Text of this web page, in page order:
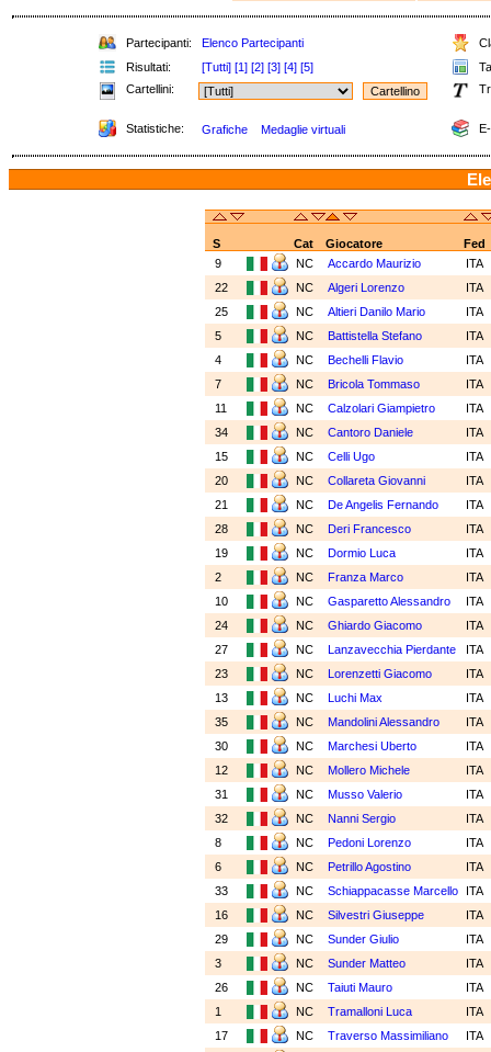
Partecipanti: Elenco Partecipanti
Risultati:
[Tutti] [1] [2] [3] [4] [5]
Cartellini:
Statistiche: Grafiche Medaglie virtuali
S Cat Giocatore
Fed
9
NC Accardo Maurizio
ITA
22
NC Algeri Lorenzo
ITA
25
NC Altieri Danilo Mario
ITA
5
NC Battistella Stefano
ITA
4
NC Bechelli Flavio
ITA
7
NC Bricola Tommaso
ITA
11
NC Calzolari Giampietro
ITA
34
NC Cantoro Daniele
ITA
15
NC Celli Ugo
ITA
20
NC Collareta Giovanni
ITA
21
NC De Angelis Fernando
ITA
28
NC Deri Francesco
ITA
19
NC Dormio Luca
ITA
2
NC Franza Marco
ITA
10
NC Gasparetto Alessandro
ITA
24
NC Ghiardo Giacomo
ITA
27
NC Lanzavecchia Pierdante
ITA
23
NC Lorenzetti Giacomo
ITA
13
NC Luchi Max
ITA
35
NC Mandolini Alessandro
ITA
30
NC Marchesi Uberto
ITA
12
NC Mollero Michele
ITA
31
NC Musso Valerio
ITA
32
NC Nanni Sergio
ITA
8
NC Pedoni Lorenzo
ITA
6
NC Petrillo Agostino
ITA
33
NC Schiappacasse Marcello
ITA
16
NC Silvestri Giuseppe
ITA
29
NC Sunder Giulio
ITA
3
NC Sunder Matteo
ITA
26
NC Taiuti Mauro
ITA
1
NC Tramalloni Luca
ITA
17
NC Traverso Massimiliano
ITA